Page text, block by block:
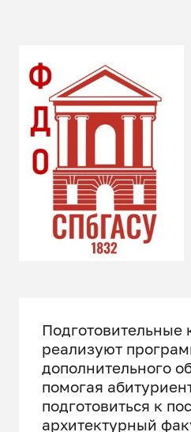
реализуют
дополнительного
помогая
подготовиться к
архитектурный